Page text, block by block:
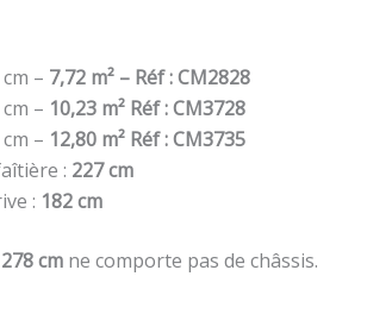
– 7,72 m² – Réf : CM2828
– 10,23 m² Réf : CM3728
– 12,80 m² Réf : CM3735
: 227 cm
: 182 cm
cm ne comporte pas de châssis.